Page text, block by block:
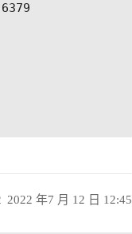
2022 年7 月 12 日 12:45